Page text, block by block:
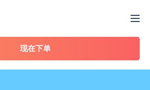
现在下单